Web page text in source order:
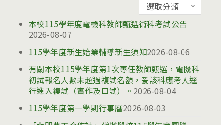
告
選取分類
本校115學年度電機科教師甄選術科考試公告
2026-08-07
115學年度新生始業輔導新生須知2026-08-06
有關本校115學年度第1次專任教師甄選，電機科
初試報名人數未超過複試名額，爰該科應考人逕
行進入複試（實作及口試）。 2026-08-04
115學年度第一學期行事曆2026-08-03